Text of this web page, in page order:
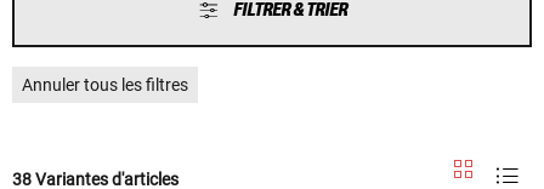
FILTRER & TRIER
Annuler tous les filtres
38 Variantes d'articles